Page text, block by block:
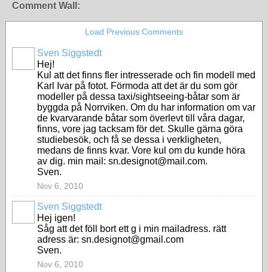
Comment Wall:
Load Previous Comments
Sven Siggstedt
Hej!
Kul att det finns fler intresserade och fin modell med
Karl Ivar på fotot. Förmoda att det är du som gör
modeller på dessa taxi/sightseeing-båtar som är
byggda på Norrviken. Om du har information om var
de kvarvarande båtar som överlevt till våra dagar,
finns, vore jag tacksam för det. Skulle gärna göra
studiebesök, och få se dessa i verkligheten,
medans de finns kvar. Vore kul om du kunde höra
av dig. min mail: sn.designot@mail.com.
Sven.
Nov 6, 2010
Sven Siggstedt
Hej igen!
Såg att det föll bort ett g i min mailadress. rätt
adress är: sn.designot@gmail.com
Sven.
Nov 6, 2010